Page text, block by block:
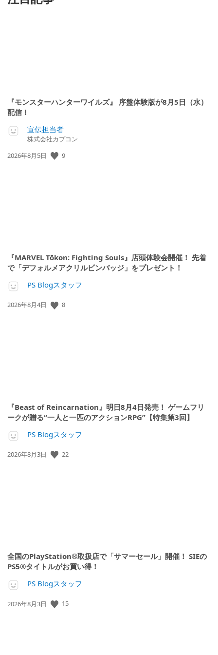
『モンスターハンターワイルズ』 序盤体験版が8月5日（水）
配信！
宣伝担当者
株式会社カプコン
公
2026年8月5日 9
『MARVEL Tōkon: Fighting Souls』店頭体験会開催！ 先着
で「デフォルメアクリルピンバッジ」をプレゼント！
PS Blogスタッフ
公
2026年8月4日 8
『Beast of Reincarnation』明日8月4日発売！ ゲームフリ
ークが贈る“一人と一匹のアクションRPG”【特集第3回】
PS Blogスタッフ
公
2026年8月3日 22
全国のPlayStation®取扱店で「サマーセール」開催！ SIEの
PS5®タイトルがお買い得！
PS Blogスタッフ
公
2026年8月3日 15